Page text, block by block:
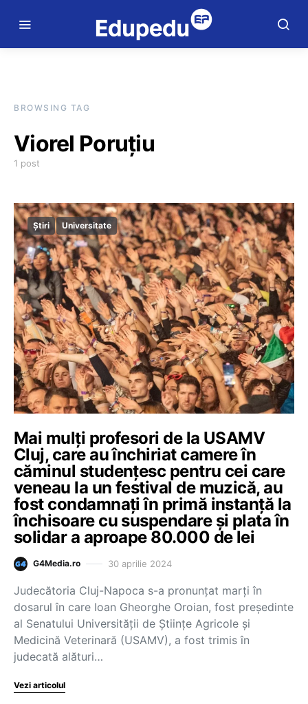
BROWSING TAG
Viorel Poruțiu
1 post
Știri Universitate
Mai mulți profesori de la USAMV
Cluj, care au închiriat camere în
căminul studențesc pentru cei care
veneau la un festival de muzică, au
fost condamnați în primă instanță la
închisoare cu suspendare și plata în
solidar a aproape 80.000 de lei
G4Media.ro 30 aprilie 2024
Judecătoria Cluj-Napoca s-a pronunțat marți în
dosarul în care Ioan Gheorghe Oroian, fost președinte
al Senatului Universității de Științe Agricole și
Medicină Veterinară (USAMV), a fost trimis în
judecată alături…
Vezi articolul